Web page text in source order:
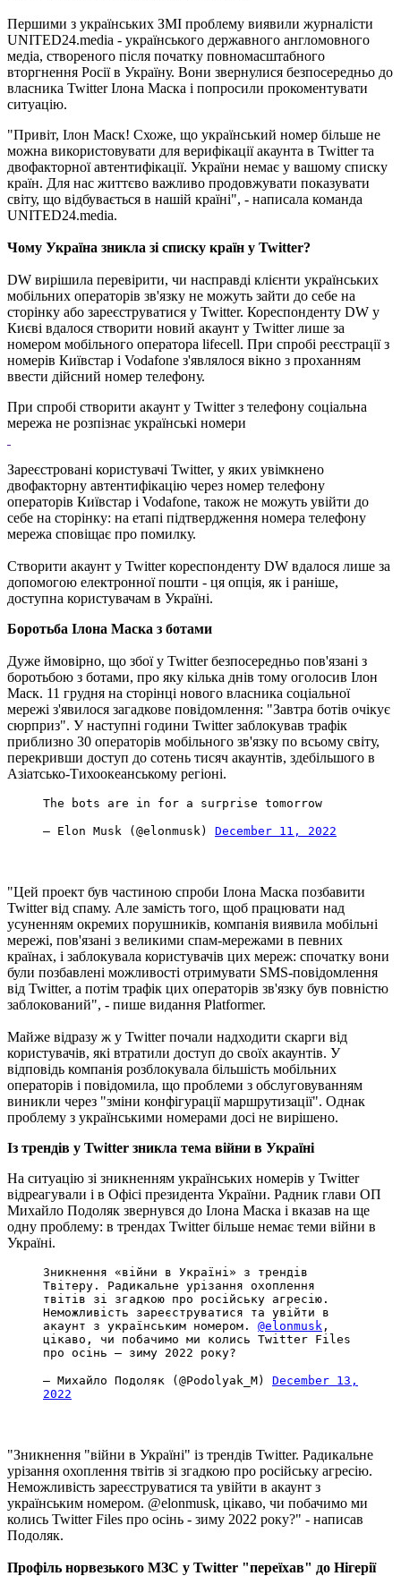
Першими з українських ЗМІ проблему виявили журналісти
UNITED24.media - українського державного англомовного
медіа, створеного після початку повномасштабного
вторгнення Росії в Україну. Вони звернулися безпосередньо до
власника Twitter Ілона Маска і попросили прокоментувати
ситуацію.
"Привіт, Ілон Маск! Схоже, що український номер більше не
можна використовувати для верифікації акаунта в Twitter та
двофакторної автентифікації. України немає у вашому списку
країн. Для нас життєво важливо продовжувати показувати
світу, що відбувається в нашій країні", - написала команда
UNITED24.media.
Чому Україна зникла зі списку країн у Twitter?
DW вирішила перевірити, чи насправді клієнти українських
мобільних операторів зв'язку не можуть зайти до себе на
сторінку або зареєструватися у Twitter. Кореспонденту DW у
Києві вдалося створити новий акаунт у Twitter лише за
номером мобільного оператора lifecell. При спробі реєстрації з
номерів Київстар і Vodafone з'являлося вікно з проханням
ввести дійсний номер телефону.
При спробі створити акаунт у Twitter з телефону соціальна
мережа не розпізнає українські номери
Зареєстровані користувачі Twitter, у яких увімкнено
двофакторну автентифікацію через номер телефону
операторів Київстар і Vodafone, також не можуть увійти до
себе на сторінку: на етапі підтвердження номера телефону
мережа сповіщає про помилку.
Створити акаунт у Twitter кореспонденту DW вдалося лише за
допомогою електронної пошти - ця опція, як і раніше,
доступна користувачам в Україні.
Боротьба Ілона Маска з ботами
Дуже ймовірно, що збої у Twitter безпосередньо пов'язані з
боротьбою з ботами, про яку кілька днів тому оголосив Ілон
Маск. 11 грудня на сторінці нового власника соціальної
мережі з'явилося загадкове повідомлення: "Завтра ботів очікує
сюрприз". У наступні години Twitter заблокував трафік
приблизно 30 операторів мобільного зв'язку по всьому світу,
перекривши доступ до сотень тисяч акаунтів, здебільшого в
Азіатсько-Тихоокеанському регіоні.
The bots are in for a surprise tomorrow
— Elon Musk (@elonmusk) December 11, 2022
"Цей проект був частиною спроби Ілона Маска позбавити
Twitter від спаму. Але замість того, щоб працювати над
усуненням окремих порушників, компанія виявила мобільні
мережі, пов'язані з великими спам-мережами в певних
країнах, і заблокувала користувачів цих мереж: спочатку вони
були позбавлені можливості отримувати SMS-повідомлення
від Twitter, а потім трафік цих операторів зв'язку був повністю
заблокований", - пише видання Platformer.
Майже відразу ж у Twitter почали надходити скарги від
користувачів, які втратили доступ до своїх акаунтів. У
відповідь компанія розблокувала більшість мобільних
операторів і повідомила, що проблеми з обслуговуванням
виникли через "зміни конфігурації маршрутизації". Однак
проблему з українськими номерами досі не вирішено.
Із трендів у Twitter зникла тема війни в Україні
На ситуацію зі зникненням українських номерів у Twitter
відреагували і в Офісі президента України. Радник глави ОП
Михайло Подоляк звернувся до Ілона Маска і вказав на ще
одну проблему: в трендах Twitter більше немає теми війни в
Україні.
Зникнення «війни в Україні» з трендів
Твітеру. Радикальне урізання охоплення
твітів зі згадкою про російську агресію.
Неможливість зареєструватися та увійти в
акаунт з українським номером. @elonmusk ,
цікаво, чи побачимо ми колись Twitter Files
про осінь – зиму 2022 року?
— Михайло Подоляк (@Podolyak_M) December 13,
2022
"Зникнення "війни в Україні" із трендів Twitter. Радикальне
урізання охоплення твітів зі згадкою про російську агресію.
Неможливість зареєструватися та увійти в акаунт з
українським номером. @elonmusk, цікаво, чи побачимо ми
колись Twitter Files про осінь - зиму 2022 року?" - написав
Подоляк.
Профіль норвезького МЗС у Twitter "переїхав" до Нігерії